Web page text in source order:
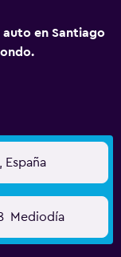
auto en Santiago
España
Mediodía